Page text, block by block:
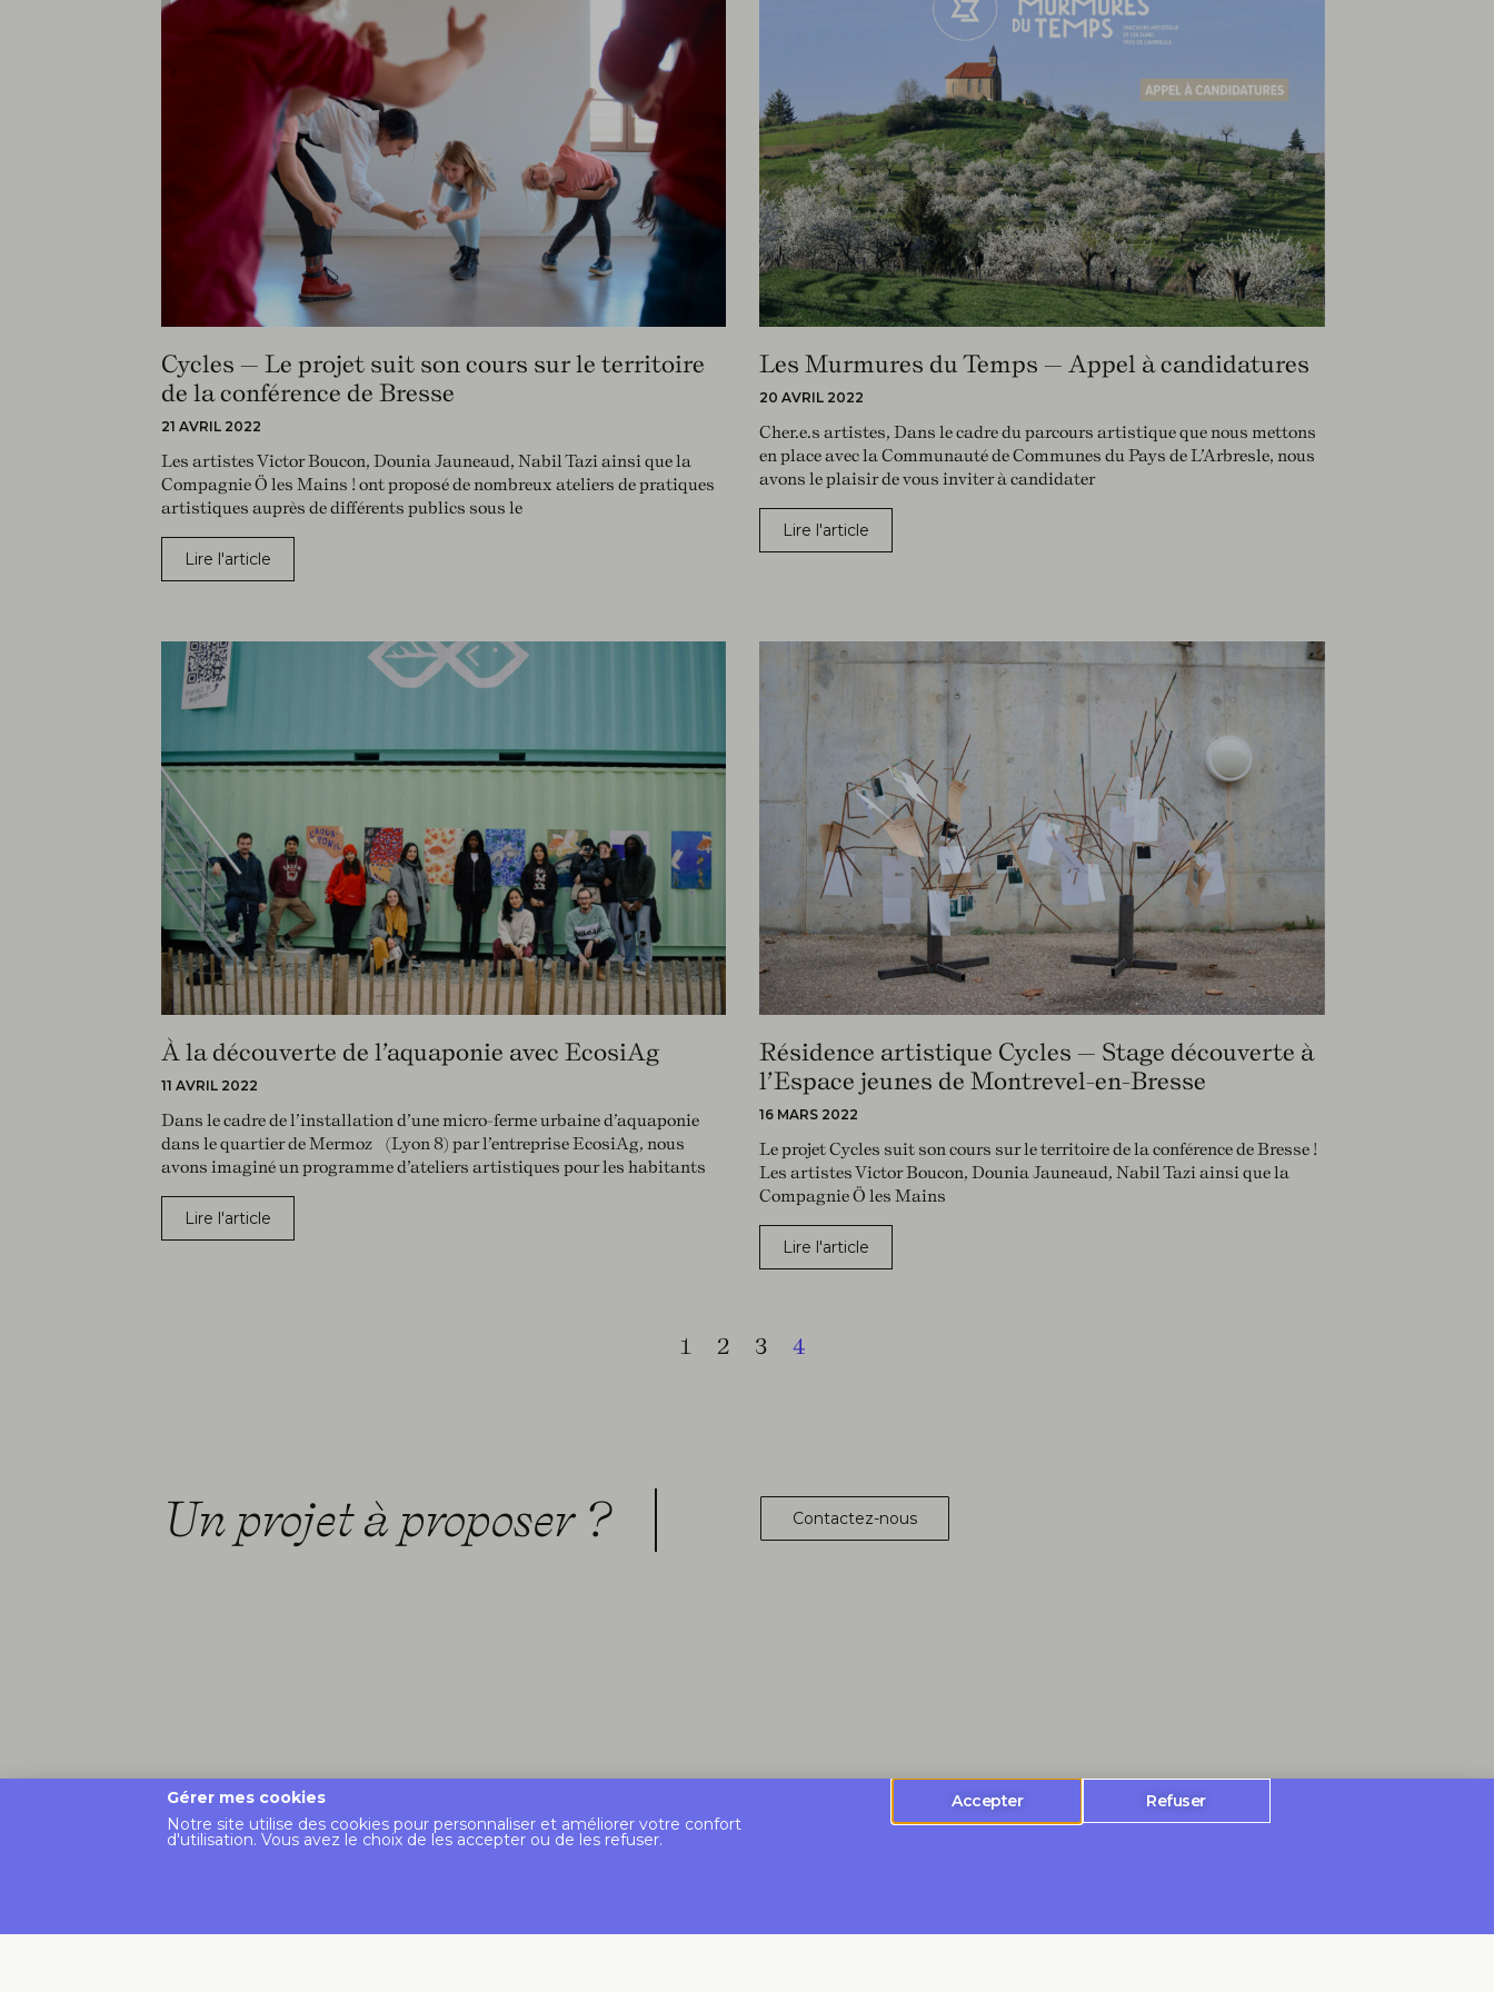
Cycles — Le projet suit son cours sur le territoire
de la conférence de Bresse
21 AVRIL 2022
Les artistes Victor Boucon, Dounia Jauneaud, Nabil Tazi ainsi que la
Compagnie Ö les Mains ! ont proposé de nombreux ateliers de pratiques
artistiques auprès de différents publics sous le
Lire l'article
Les Murmures du Temps — Appel à candidatures
20 AVRIL 2022
Cher.e.s artistes, Dans le cadre du parcours artistique que nous mettons
en place avec la Communauté de Communes du Pays de L’Arbresle, nous
avons le plaisir de vous inviter à candidater
Lire l'article
À la découverte de l’aquaponie avec EcosiAg
11 AVRIL 2022
Dans le cadre de l’installation d’une micro-ferme urbaine d’aquaponie
dans le quartier de Mermoz (Lyon 8) par l’entreprise EcosiAg, nous
avons imaginé un programme d’ateliers artistiques pour les habitants
Lire l'article
Résidence artistique Cycles — Stage découverte à
l’Espace jeunes de Montrevel-en-Bresse
16 MARS 2022
Le projet Cycles suit son cours sur le territoire de la conférence de Bresse !
Les artistes Victor Boucon, Dounia Jauneaud, Nabil Tazi ainsi que la
Compagnie Ö les Mains
Lire l'article
1 2 3 4
Un projet à proposer ? Contactez-nous
Gérer mes cookies
Notre site utilise des cookies pour personnaliser et améliorer votre confort
d'utilisation. Vous avez le choix de les accepter ou de les refuser.
Accepter Refuser